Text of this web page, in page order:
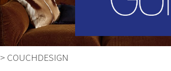
> COUCHDESIGN